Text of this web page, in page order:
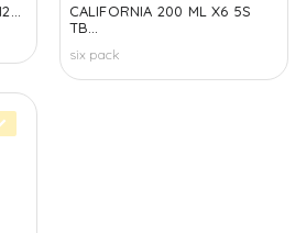
CALIFORNIA 200 ML X6 5S
TB...
six pack